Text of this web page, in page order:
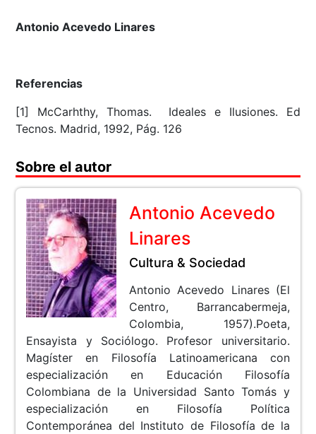
Antonio Acevedo Linares
Referencias
[1] McCarhthy, Thomas. Ideales e Ilusiones. Ed
Tecnos. Madrid, 1992, Pág. 126
Sobre el autor
Antonio Acevedo
Linares
Cultura & Sociedad
Antonio Acevedo Linares (El
Centro, Barrancabermeja,
Colombia, 1957).Poeta,
Ensayista y Sociólogo. Profesor universitario.
Magíster en Filosofía Latinoamericana con
especialización en Educación Filosofía
Colombiana de la Universidad Santo Tomás y
especialización en Filosofía Política
Contemporánea del Instituto de Filosofía de la